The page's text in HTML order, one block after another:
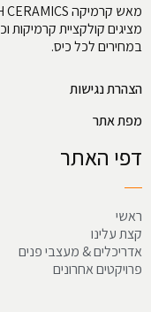
מאש קרמיקה MASH CERAMICS מבית מאש אור 2000,
מציגים קולקציית קרמיקות
במחירים לכל כיס.
הצהרת נגישות
מפת אתר
דפי האתר
ראשי
קצת עלינו
אדריכלים & מעצבי פנים
פרויקטים אחרונים